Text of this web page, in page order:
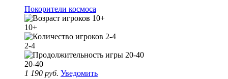
Покорители космоса
10+
2-4
20-40
1 190 руб. Уведомить